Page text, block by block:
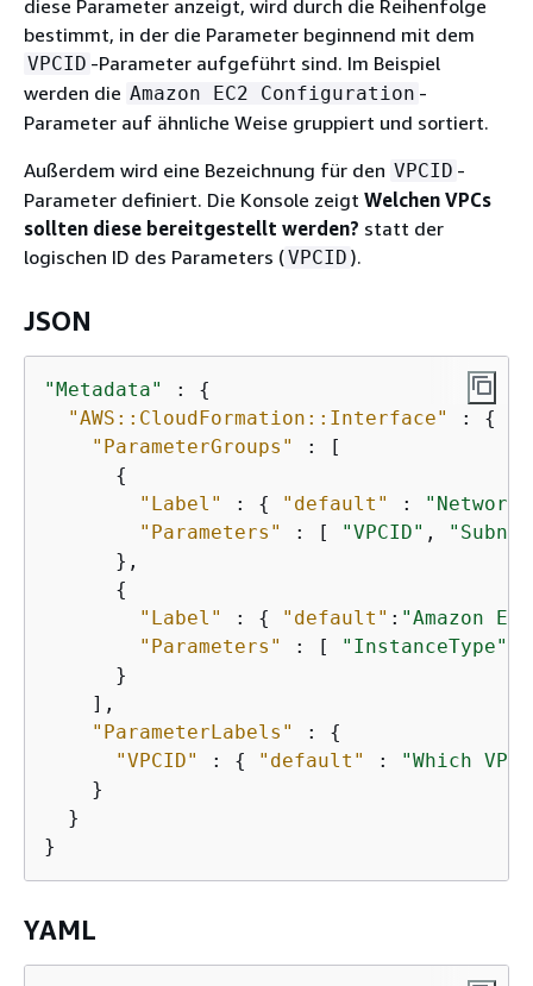
diese Parameter anzeigt, wird durch die Reihenfolge
bestimmt, in der die Parameter beginnend mit dem
VPCID -Parameter aufgeführt sind. Im Beispiel
werden die Amazon EC2 Configuration -
Parameter auf ähnliche Weise gruppiert und sortiert.
Außerdem wird eine Bezeichnung für den VPCID -
Parameter definiert. Die Konsole zeigt Welchen VPCs
sollten diese bereitgestellt werden? statt der
logischen ID des Parameters (VPCID ).
JSON
"Metadata" : {
"AWS::CloudFormation::Interface"
: {
"ParameterGroups"
: [
{
"Label"
: { "default" :
"Parameters"
: [ "VPCID" ,
      },
{
"Label"
: { "default" : "Amazon
"Parameters"
: [ "InstanceType"
      }
    ],
"ParameterLabels"
: {
"VPCID"
: { "default" :
"Which
    }
  }
}
YAML